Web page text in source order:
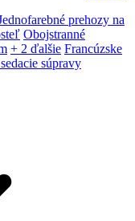
prehozy na
Obojstranné
+ 2 ďalšie Francúzske
súpravy